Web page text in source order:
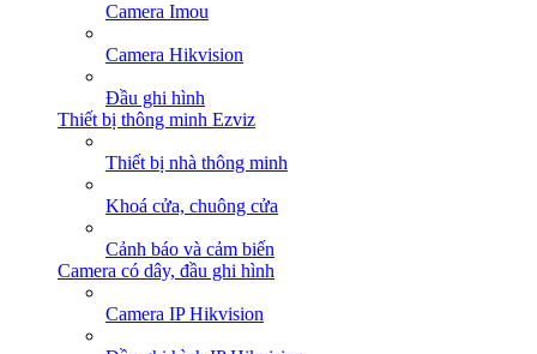
Camera Imou
Camera Hikvision
Đầu ghi hình
Thiết bị thông minh Ezviz
Thiết bị nhà thông minh
Khoá cửa, chuông cửa
Cảnh báo và cảm biến
Camera có dây, đầu ghi hình
Camera IP Hikvision